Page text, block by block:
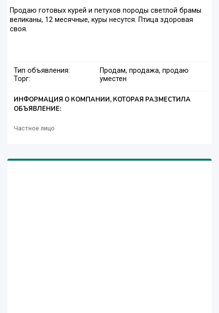
Продаю готовых курей и петухов породы светлой брамы
великаны, 12 месячные, куры несутся. Птица здоровая
своя.
Тип объявления:
Продам, продажа, продаю
Торг:
уместен
ИНФОРМАЦИЯ О КОМПАНИИ, КОТОРАЯ РАЗМЕСТИЛА
ОБЪЯВЛЕНИЕ:
Частное лицо